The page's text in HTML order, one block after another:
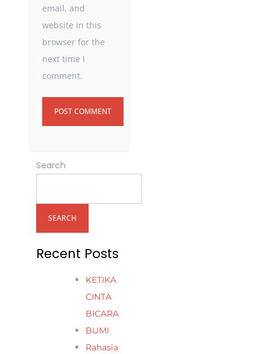
email, and
website in this
browser for the
next time I
comment.
Search
SEARCH
Recent Posts
KETIKA
CINTA
BICARA
BUMI
Rahasia